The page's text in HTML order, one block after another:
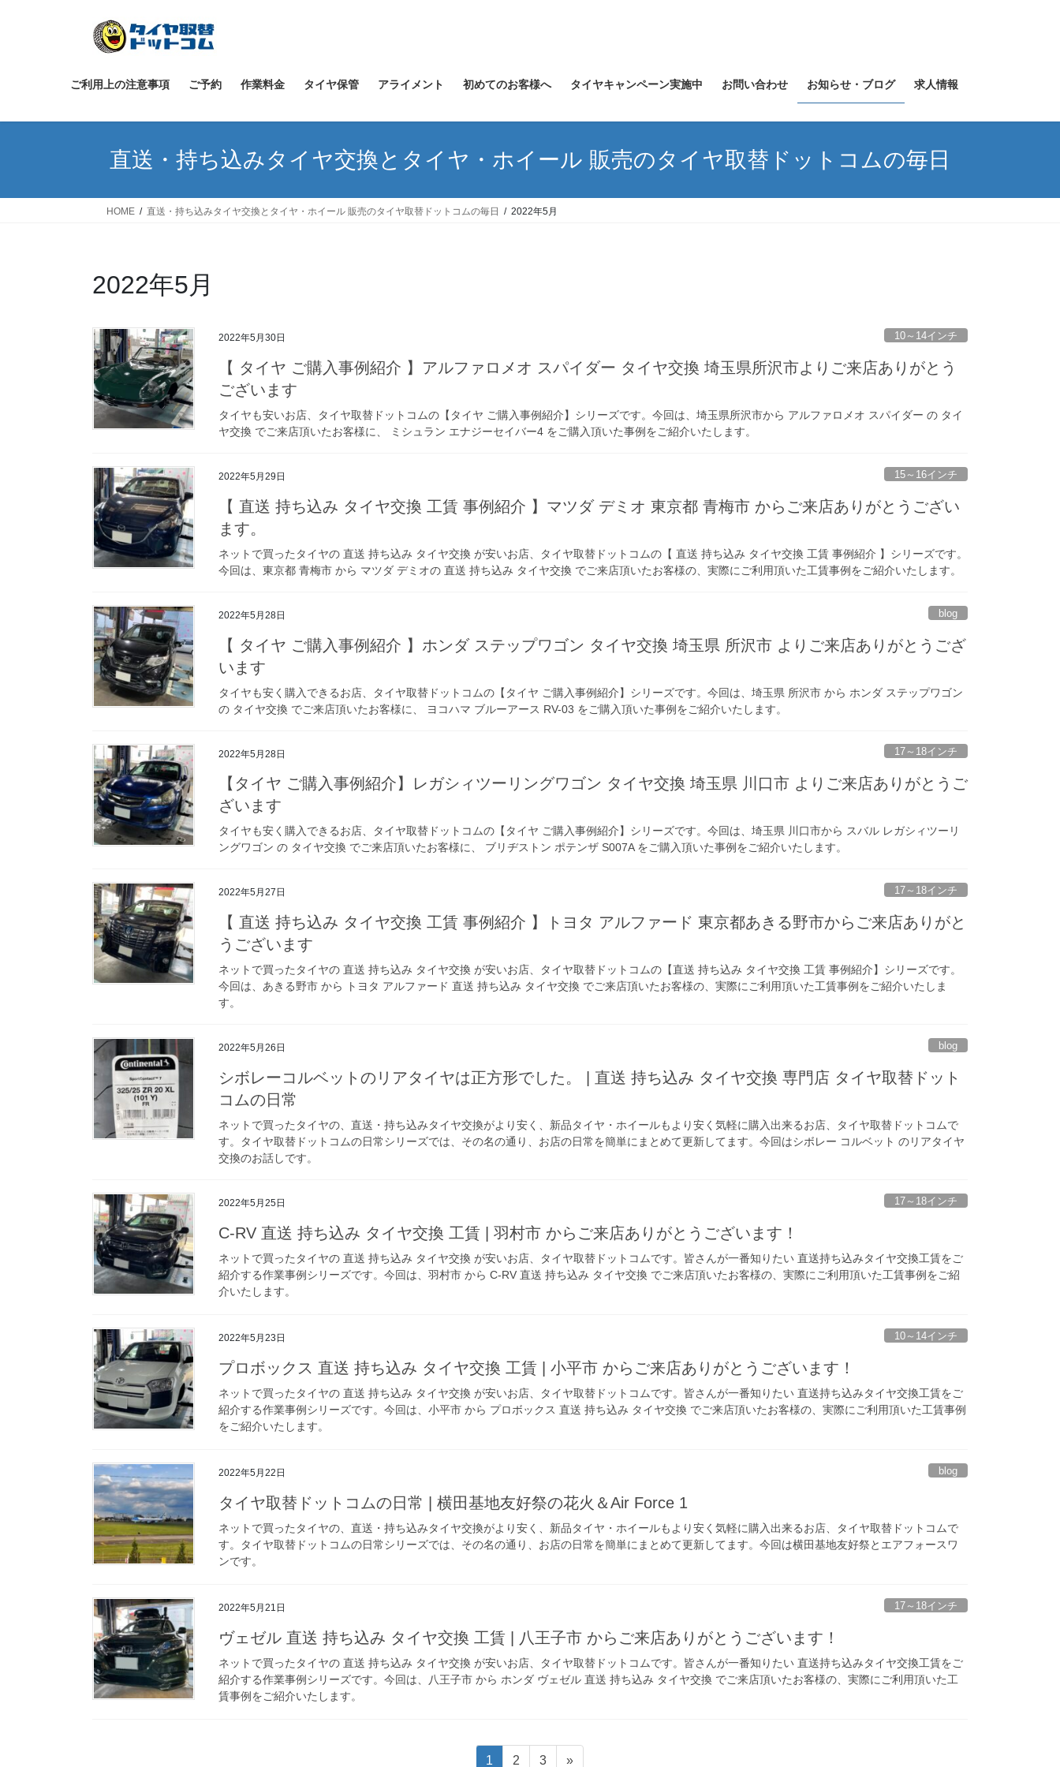
ス
ン
ご利用上の注意事項 ご予約 作業料金 タイヤ保管 アライメント 初めてのお客様へ タイヤキャンペーン実施中 お問い合わせ お知らせ・ブログ 求人情報
直送・持ち込みタイヤ交換とタイヤ・ホイール 販売のタイヤ取替ドットコムの毎日
HOME 直送・持ち込みタイヤ交換とタイヤ・ホイール 販売のタイヤ取替ドットコムの毎日 2022年5月
2022年5月
2022年5月30日 10～14インチ
【 タイヤ ご購入事例紹介 】アルファロメオ スパイダー タイヤ交換 埼玉県所沢市よりご来店ありがとう
ございます
タイヤも安いお店、タイヤ取替ドットコムの【タイヤ ご購入事例紹介】シリーズです。今回は、埼玉県所沢市から アルファロメオ スパイダー の タイ
ヤ交換 でご来店頂いたお客様に、 ミシュラン エナジーセイバー4 をご購入頂いた事例をご紹介いたします。
2022年5月29日 15～16インチ
【 直送 持ち込み タイヤ交換 工賃 事例紹介 】マツダ デミオ 東京都 青梅市 からご来店ありがとうござい
ます。
ネットで買ったタイヤの 直送 持ち込み タイヤ交換 が安いお店、タイヤ取替ドットコムの【 直送 持ち込み タイヤ交換 工賃 事例紹介 】シリーズです。
今回は、東京都 青梅市 から マツダ デミオの 直送 持ち込み タイヤ交換 でご来店頂いたお客様の、実際にご利用頂いた工賃事例をご紹介いたします。
2022年5月28日 blog
【 タイヤ ご購入事例紹介 】ホンダ ステップワゴン タイヤ交換 埼玉県 所沢市 よりご来店ありがとうござ
います
タイヤも安く購入できるお店、タイヤ取替ドットコムの【タイヤ ご購入事例紹介】シリーズです。今回は、埼玉県 所沢市 から ホンダ ステップワゴン
の タイヤ交換 でご来店頂いたお客様に、 ヨコハマ ブルーアース RV-03 をご購入頂いた事例をご紹介いたします。
2022年5月28日 17～18インチ
【タイヤ ご購入事例紹介】レガシィツーリングワゴン タイヤ交換 埼玉県 川口市 よりご来店ありがとうご
ざいます
タイヤも安く購入できるお店、タイヤ取替ドットコムの【タイヤ ご購入事例紹介】シリーズです。今回は、埼玉県 川口市から スバル レガシィツーリ
ングワゴン の タイヤ交換 でご来店頂いたお客様に、 ブリヂストン ポテンザ S007A をご購入頂いた事例をご紹介いたします。
2022年5月27日 17～18インチ
【 直送 持ち込み タイヤ交換 工賃 事例紹介 】トヨタ アルファード 東京都あきる野市からご来店ありがと
うございます
ネットで買ったタイヤの 直送 持ち込み タイヤ交換 が安いお店、タイヤ取替ドットコムの【直送 持ち込み タイヤ交換 工賃 事例紹介】シリーズです。
今回は、あきる野市 から トヨタ アルファード 直送 持ち込み タイヤ交換 でご来店頂いたお客様の、実際にご利用頂いた工賃事例をご紹介いたしま
す。
2022年5月26日 blog
シボレーコルベットのリアタイヤは正方形でした。 | 直送 持ち込み タイヤ交換 専門店 タイヤ取替ドット
コムの日常
ネットで買ったタイヤの、直送・持ち込みタイヤ交換がより安く、新品タイヤ・ホイールもより安く気軽に購入出来るお店、タイヤ取替ドットコムで
す。タイヤ取替ドットコムの日常シリーズでは、その名の通り、お店の日常を簡単にまとめて更新してます。今回はシボレー コルベット のリアタイヤ
交換のお話しです。
2022年5月25日 17～18インチ
C-RV 直送 持ち込み タイヤ交換 工賃 | 羽村市 からご来店ありがとうございます！
ネットで買ったタイヤの 直送 持ち込み タイヤ交換 が安いお店、タイヤ取替ドットコムです。皆さんが一番知りたい 直送持ち込みタイヤ交換工賃をご
紹介する作業事例シリーズです。今回は、羽村市 から C-RV 直送 持ち込み タイヤ交換 でご来店頂いたお客様の、実際にご利用頂いた工賃事例をご紹
介いたします。
2022年5月23日 10～14インチ
プロボックス 直送 持ち込み タイヤ交換 工賃 | 小平市 からご来店ありがとうございます！
ネットで買ったタイヤの 直送 持ち込み タイヤ交換 が安いお店、タイヤ取替ドットコムです。皆さんが一番知りたい 直送持ち込みタイヤ交換工賃をご
紹介する作業事例シリーズです。今回は、小平市 から プロボックス 直送 持ち込み タイヤ交換 でご来店頂いたお客様の、実際にご利用頂いた工賃事例
をご紹介いたします。
2022年5月22日 blog
タイヤ取替ドットコムの日常 | 横田基地友好祭の花火＆Air Force 1
ネットで買ったタイヤの、直送・持ち込みタイヤ交換がより安く、新品タイヤ・ホイールもより安く気軽に購入出来るお店、タイヤ取替ドットコムで
す。タイヤ取替ドットコムの日常シリーズでは、その名の通り、お店の日常を簡単にまとめて更新してます。今回は横田基地友好祭とエアフォースワ
ンです。
2022年5月21日 17～18インチ
ヴェゼル 直送 持ち込み タイヤ交換 工賃 | 八王子市 からご来店ありがとうございます！
ネットで買ったタイヤの 直送 持ち込み タイヤ交換 が安いお店、タイヤ取替ドットコムです。皆さんが一番知りたい 直送持ち込みタイヤ交換工賃をご
紹介する作業事例シリーズです。今回は、八王子市 から ホンダ ヴェゼル 直送 持ち込み タイヤ交換 でご来店頂いたお客様の、実際にご利用頂いた工
賃事例をご紹介いたします。
固
1
固
2
固
3 »